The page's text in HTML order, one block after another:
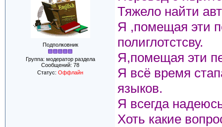
Подполковник
Группа: модератор раздела
Сообщений: 78
Статус: Оффлайн
Тяжело найти
Я ,помещая эти
полиглотстсву.
Я,помещая эти
Я всё время
языков.
Я всегда
Хоть какие